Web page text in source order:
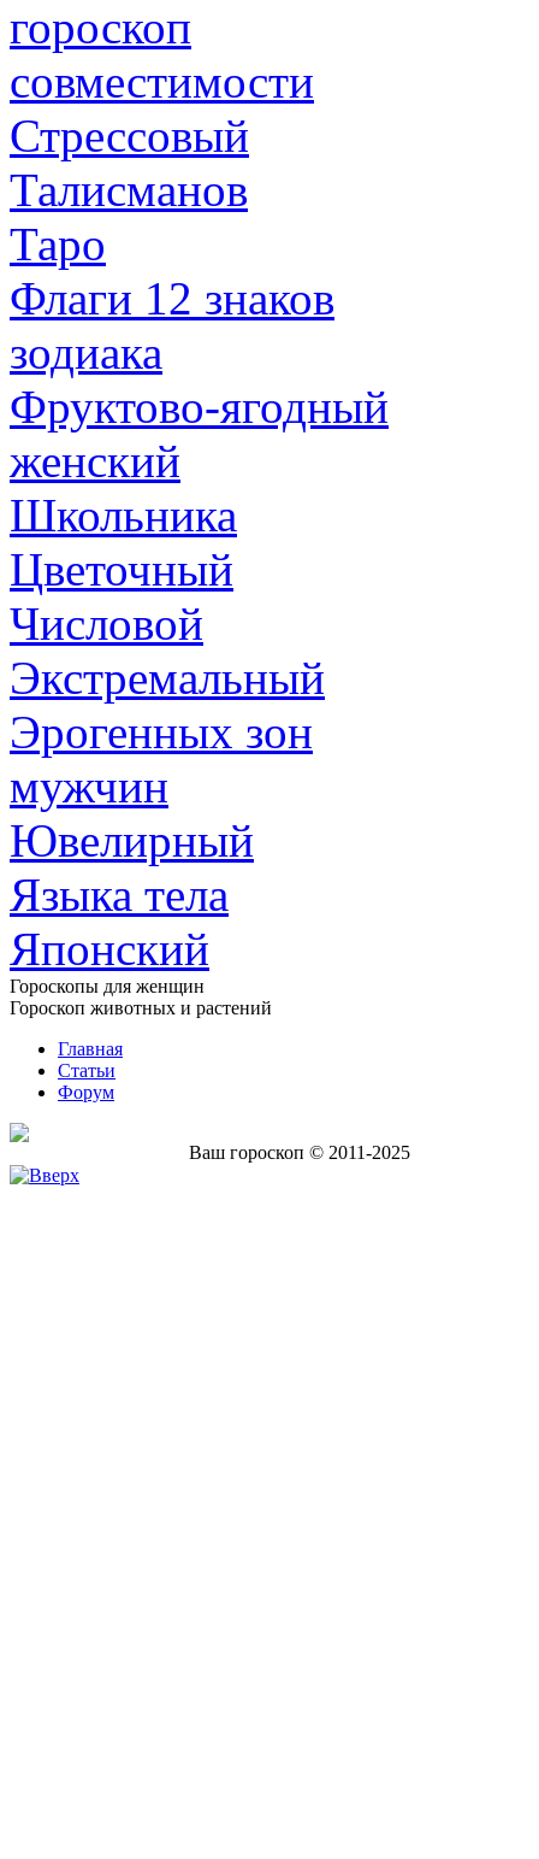
гороскоп
совместимости
Стрессовый
Талисманов
Таро
Флаги 12 знаков
зодиака
Фруктово-ягодный
женский
Школьника
Цветочный
Числовой
Экстремальный
Эрогенных зон
мужчин
Ювелирный
Языка тела
Японский
Гороскопы для женщин
Гороскоп животных и растений
Главная
Статьи
Форум
Ваш гороскоп © 2011-2025